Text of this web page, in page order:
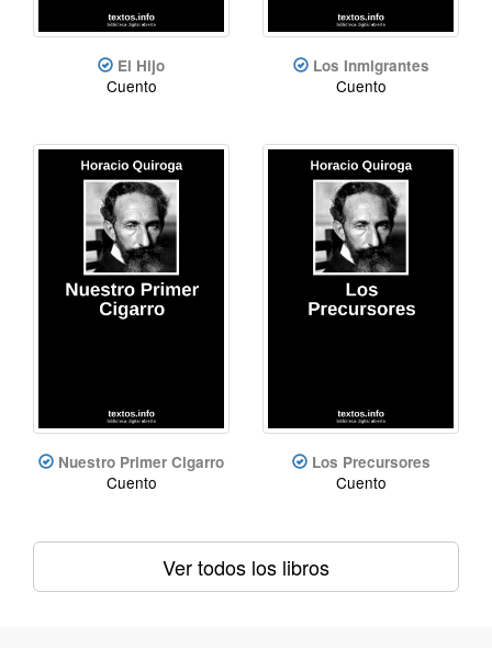
El Hijo
Cuento
Los Inmigrantes
Cuento
Nuestro Primer Cigarro
Cuento
Los Precursores
Cuento
Ver todos los libros